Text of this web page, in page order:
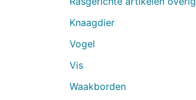
Knaagdier
Vogel
Vis
Waakborden